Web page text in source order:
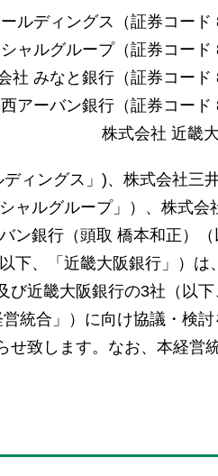
ルディングス（証券コード
ャルグループ（証券コード
社 みなと銀行（証券コード
アーバン銀行（証券コード
株式会社 近畿
ィングス」)、株式会社三
ャルグループ」）、株式会
ン銀行（頭取 橋本和正）（
下、「近畿大阪銀行」）は
び近畿大阪銀行の3社（以
統合」）に向け協議・検討
せ致します。なお、本経営